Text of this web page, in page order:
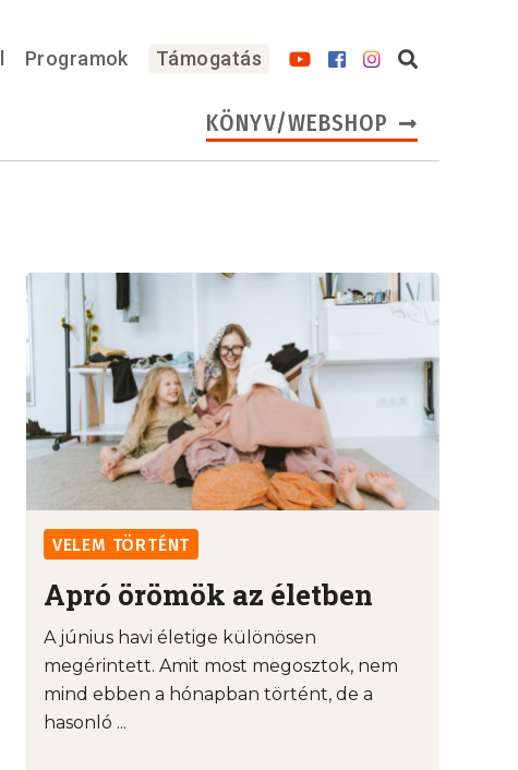
Programok Támogatás
KÖNYV/WEBSHOP
VELEM TÖRTÉNT
Apró örömök az életben
A június havi életige különösen
megérintett. Amit most megosztok, nem
mind ebben a hónapban történt, de a
hasonló ...